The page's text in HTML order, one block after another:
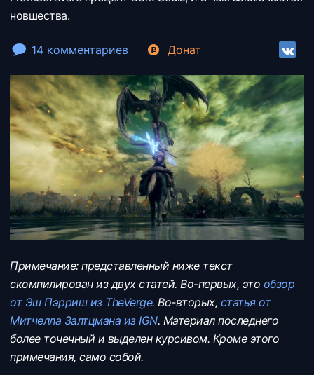
новшества.
14 комментариев Донат
Примечание: представленный ниже текст
скомпилирован из двух статей. Во-первых, это обзор
от Эш Пэрриш из TheVerge. Во-вторых, статья от
Митчелла Залтцмана из IGN. Материал последнего
более точечный и выделен курсивом. Кроме этого
примечания, само собой.